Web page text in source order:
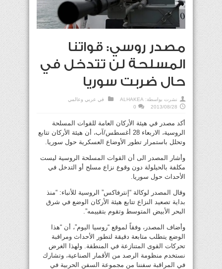
مصدر روسي: قواتنا
المسلحة لن تتدخل في
حال ضربت سوريا
نشرت بواسطة: ALHAKEA في عربي وعالمي
2013/08/28
0
أكد مصدر في هيئة الأركان العامة للقوات المسلحة
الروسية، الاربعاء 28 أغسطس/آب، أن هيئة الأركان تتابع
وتحلل باستمرار تطور الأوضاع العسكرية حول سوريا.
وأشار المصدر الى أن القوات المسلحة الروسية ليست
مكلفة بالحيلولة دون وقوع نزاع مسلح أو التدخل في
الأحداث حول سوريا.
وقال المصدر لوكالة “إنترفاكس” الروسية للأنباء: “منذ
بداية تصعيد النزاع تتابع هيئة الأركان الوضع في شرق
البحر الأبيض المتوسط وتقوم بتقييمه”.
وأضاف المصدر، وفقاً لموقع “روسيا اليوم”، أن “هذا
الوضع يتطلب متابعة دقيقة لتطور الأحداث ومراقبة
تحركات القوى المتنازعة في المنطقة. ولهذا الغرض
نستخدم منظومة الرصد من الأقمار الصناعية، وتشارك
في المراقبة سفننا من مجموعة السفن الحربية في